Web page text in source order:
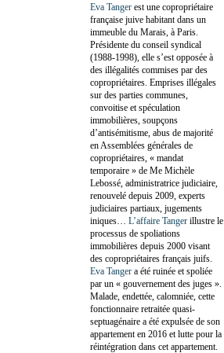
Eva Tanger est une copropriétaire
française juive habitant dans un
immeuble du Marais, à Paris.
Présidente du conseil syndical
(1988-1998), elle s’est opposée à
des illégalités commises par des
copropriétaires. Emprises illégales
sur des parties communes,
convoitise et spéculation
immobilières, soupçons
d’antisémitisme, abus de majorité
en Assemblées générales de
copropriétaires, « mandat
temporaire » de Me Michèle
Lebossé, administratrice judiciaire,
renouvelé depuis 2009, experts
judiciaires partiaux, jugements
iniques… L’affaire Tanger illustre le
processus de spoliations
immobilières depuis 2000 visant
des copropriétaires français juifs.
Eva Tanger a été ruinée et spoliée
par un « gouvernement des juges ».
Malade, endettée, calomniée, cette
fonctionnaire retraitée quasi-
septuagénaire a été expulsée de son
appartement en 2016 et lutte pour la
réintégration dans cet appartement.